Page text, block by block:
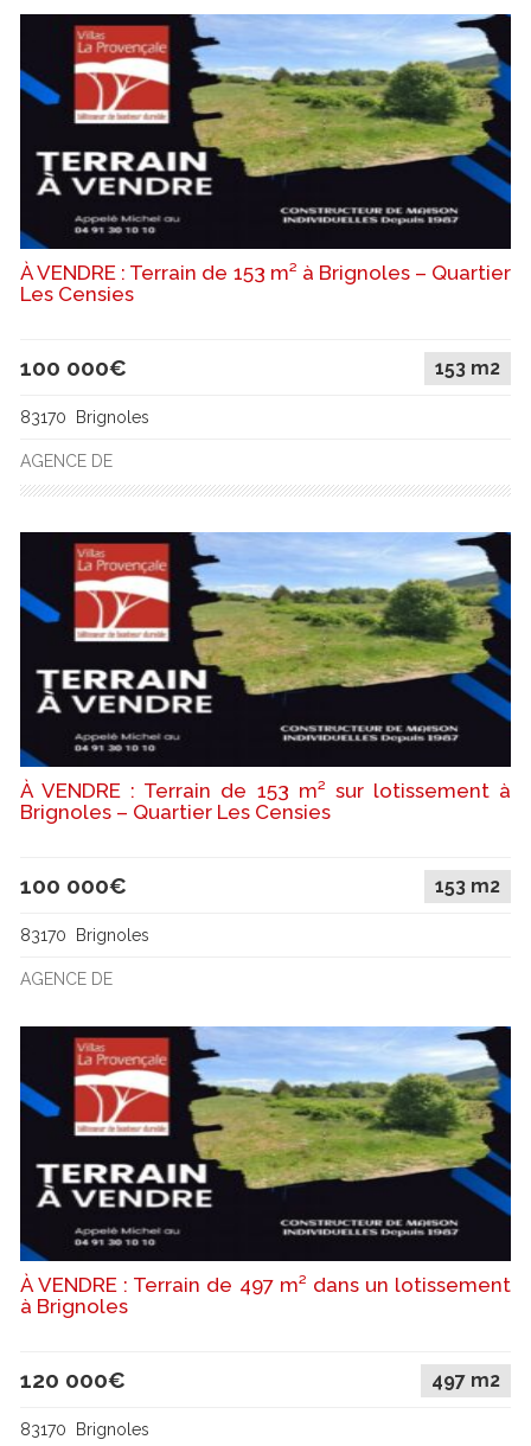
À VENDRE : Terrain de 153 m² à Brignoles – Quartier
Les Censies
100 000€ 153 m2
83170 Brignoles
AGENCE DE
À VENDRE : Terrain de 153 m² sur lotissement à
Brignoles – Quartier Les Censies
100 000€ 153 m2
83170 Brignoles
AGENCE DE
À VENDRE : Terrain de 497 m² dans un lotissement
à Brignoles
120 000€ 497 m2
83170 Brignoles